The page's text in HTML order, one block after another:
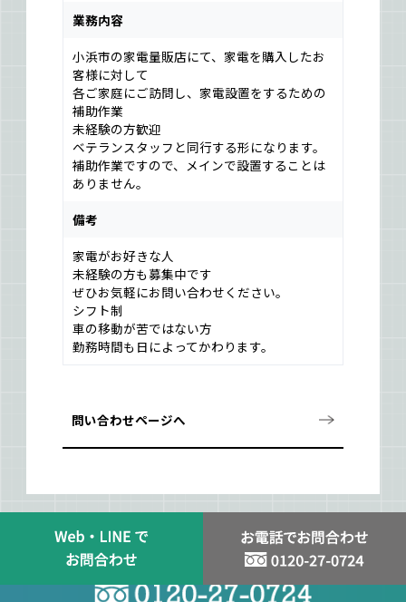
業務内容
小浜市の家電量販店にて、家電を購入したお
客様に対して
各ご家庭にご訪問し、家電設置をするための
補助作業
未経験の方歓迎
ベテランスタッフと同行する形になります。
補助作業ですので、メインで設置することは
ありません。
備考
家電がお好きな人
未経験の方も募集中です
ぜひお気軽にお問い合わせください。
シフト制
車の移動が苦ではない方
勤務時間も日によってかわります。
問い合わせページへ
スタッフ登録はお問い合わせから